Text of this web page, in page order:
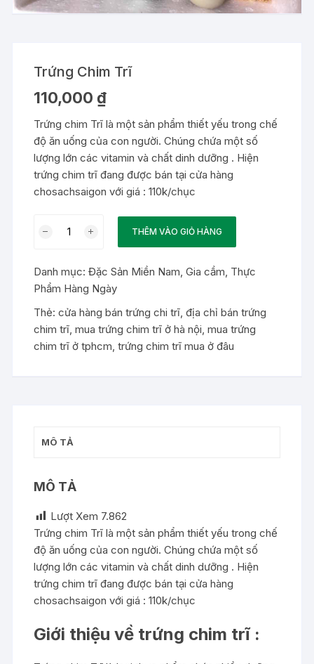
Trứng Chim Trĩ
110,000 ₫
Trứng chim Trĩ là một sản phẩm thiết yếu trong chế
độ ăn uống của con người. Chúng chứa một số
lượng lớn các vitamin và chất dinh dưỡng . Hiện
trứng chim trĩ đang được bán tại cửa hàng
chosachsaigon với giá : 110k/chục
số
lượng
THÊM VÀO GIỎ HÀNG
Danh mục:Đặc Sản Miền Nam,Gia cầm, Thực
Phẩm Hàng Ngày
Thẻ:cửa hàng bán trứng chi trĩ,địa chỉ bán trứng
chim trĩ,mua trứng chim trĩ ở hà nội,mua trứng
chim trĩ ở tphcm,trứng chim trĩ mua ở đâu
MÔ TẢ
MÔ TẢ
Lượt Xem 7.862
Trứng chim Trĩ là một sản phẩm thiết yếu trong chế
độ ăn uống của con người. Chúng chứa một số
lượng lớn các vitamin và chất dinh dưỡng . Hiện
trứng chim trĩ đang được bán tại cửa hàng
chosachsaigon với giá : 110k/chục
Giới thiệu về trứng chim trĩ :